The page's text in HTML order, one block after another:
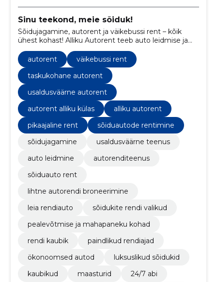
Sinu teekond, meie sõiduk!
Sõidujagamine, autorent ja väikebussi rent – kõik
ühest kohast! Alliku Autorent teeb auto leidmise ja
mitmekesiseid sõidukivalikuid ja paindlikke rendiaegu.
autorent
väikebussi rent
taskukohane autorent
usaldusväärne autorent
autorent alliku külas
alliku autorent
pikaajaline rent
sõiduautode rentimine
sõidujagamine
usaldusväärne teenus
auto leidmine
autorenditeenus
sõiduauto rent
lihtne autorendi broneerimine
leia rendiauto
sõidukite rendi valikud
pealevõtmise ja mahapaneku kohad
rendi kaubik
paindlikud rendiajad
ökonoomsed autod
luksuslikud sõidukid
kaubikud
maasturid
24/7 abi